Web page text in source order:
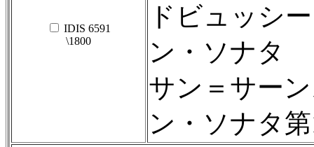
IDIS 6591
\1800
ドビュッシ
ン・ソナタ
サン＝サー
ン・ソナタ